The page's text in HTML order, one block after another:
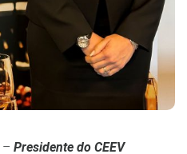
– Presidente do CEEV